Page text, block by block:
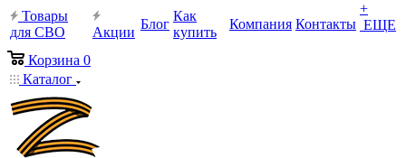
Товары
для СВО
Акции
Блог
Как
купить
Компания Контакты
+
ЕЩЕ
Корзина 0
Каталог